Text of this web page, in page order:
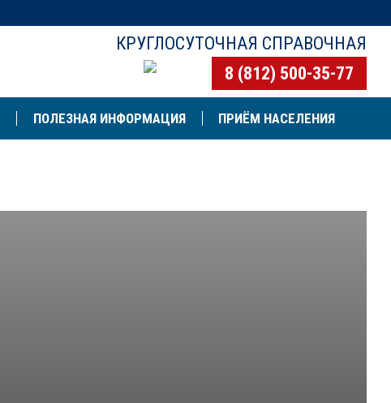
КРУГЛОСУТОЧНАЯ СПРАВОЧНАЯ
8 (812) 500-35-77
ПОЛЕЗНАЯ ИНФОРМАЦИЯ ПРИЁМ НАСЕЛЕНИЯ